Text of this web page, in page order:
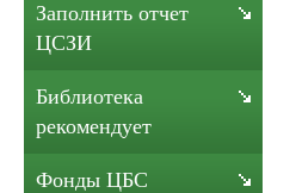
Заполнить отчет
ЦСЗИ
Библиотека
рекомендует
Фонды ЦБС